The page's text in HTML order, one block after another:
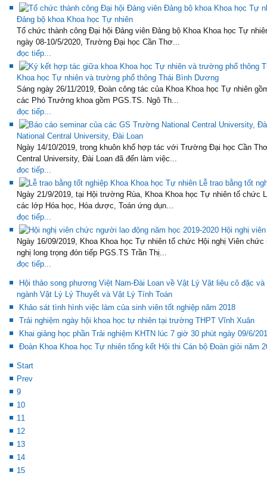
Đảng bộ khoa Khoa học Tự nhiên
Tổ chức thành công Đại hội Đảng viên Đảng bộ Khoa Khoa học Tự
ngày 08-10/5/2020, Trường Đại học Cần Thơ...
đọc tiếp...
Khoa học Tự nhiên và trường phổ thông Thái Bình Dương
Sáng ngày 26/11/2019, Đoàn công tác của Khoa Khoa học Tự nhiên
các Phó Trưởng khoa gồm PGS.TS. Ngô Th...
đọc tiếp...
National Central University, Đài Loan
Ngày 14/10/2019, trong khuôn khổ hợp tác với Trường Đại học Cần
Central University, Đài Loan đã đến làm việc...
đọc tiếp...
Lễ trao bằng tốt
Ngày 21/9/2019, tại Hội trường Rùa, Khoa Khoa học Tự nhiên tổ chức
các lớp Hóa học, Hóa dược, Toán ứng dụn...
đọc tiếp...
Hội nghị
Ngày 16/09/2019, Khoa Khoa học Tự nhiên tổ chức Hội nghị Viên
nghị long trọng đón tiếp PGS.TS Trần Thị...
đọc tiếp...
Hội thảo song phương Việt Nam-Đài Loan về Vật Lý Vật liệu cô đặc
ngành Vật Lý Lý Thuyết và Vật Lý Tính Toán
Khảo sát tình hình việc làm của sinh viên tốt nghiệp năm 2018
Trải nghiệm ngày hội khoa học tự nhiên tại trường THPT Vĩnh Xuân
Khai giảng học phần Trải nghiệm KHTN lúc 7 giờ 30 phút ngày 09/6/
Đoàn Khoa Khoa học Tự nhiên tổng kết Hội thi Cán bộ Đoàn giỏi năm
Start
Prev
9
10
11
12
13
14
15